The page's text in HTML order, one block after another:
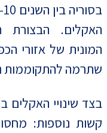
האקלים. הבצורת
המונית של אזורי
שתרמה להתקוממות
בצד שינויי האקלים
קשות נוספות: